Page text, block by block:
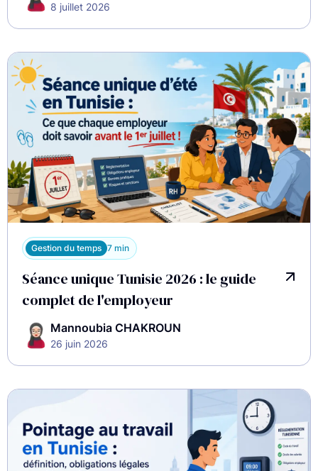
8 juillet 2026
Gestion du temps 7 min
Séance unique Tunisie 2026 : le guide
complet de l'employeur
Mannoubia CHAKROUN
26 juin 2026